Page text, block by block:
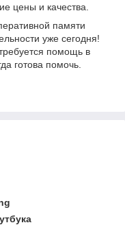
цены и качества.
памяти
уже сегодня!
помощь в
готова помочь.